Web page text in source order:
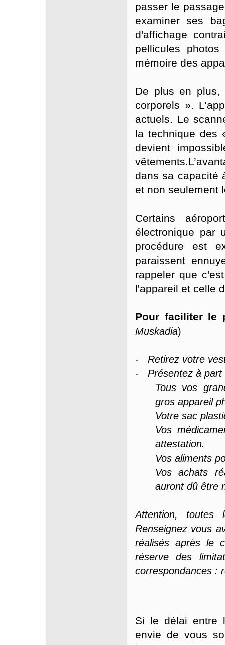
passer le
examiner ses
d'affichage
pellicules
mémoire des
De plus en plus,
corporels ».
actuels. Le
la technique des
devient
vêtements.
dans sa capacité
et non seulement
Certains
électronique par
procédure est
paraissent
rappeler que
l'appareil et celle
Pour faciliter le
Muskadia)
- Retirez votre
- Présentez à part
Tous vos
gros appareil
Votre sac
Vos
attestation.
Vos aliments
Vos achats
auront dû être
Attention, toutes
Renseignez vous
réalisés après le
réserve des
correspondances :
Si le délai entre
envie de vous